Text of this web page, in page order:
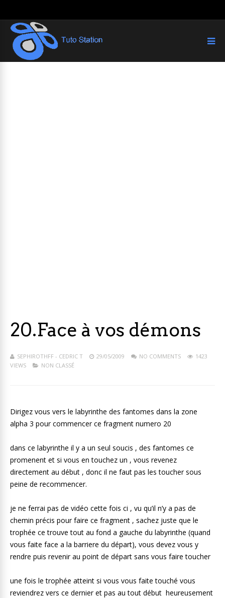
20.Face à vos démons
SEPHIROTHFF - CEDRIC T 29/05/2009 NO COMMENTS
1423
VIEWS
NON CLASSÉ
Dirigez vous vers le labyrinthe des fantomes dans la zone
alpha 3 pour commencer ce fragment numero 20
dans ce labyrinthe il y a un seul soucis , des fantomes ce
promenent et si vous en touchez un , vous revenez
directement au début , donc il ne faut pas les toucher sous
peine de recommencer.
je ne ferrai pas de vidéo cette fois ci , vu qu’il n’y a pas de
chemin précis pour faire ce fragment , sachez juste que le
trophée ce trouve tout au fond a gauche du labyrinthe (quand
vous faite face a la barriere du départ), vous devez vous y
rendre puis revenir au point de départ sans vous faire toucher
une fois le trophée atteint si vous vous faite touché vous
reviendrez vers ce dernier et pas au tout début heureusement